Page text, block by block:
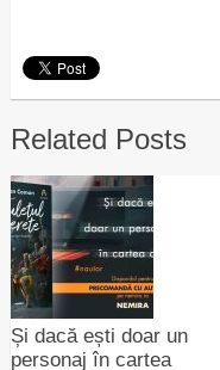
Related Posts
Și dacă ești doar un
personaj în cartea